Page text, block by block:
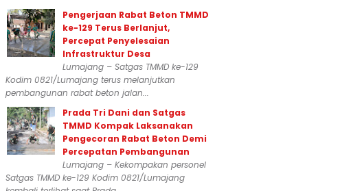
Pengerjaan Rabat Beton TMMD
ke-129 Terus Berlanjut,
Percepat Penyelesaian
Infrastruktur Desa
Lumajang – Satgas TMMD ke-129
Kodim 0821/Lumajang terus melanjutkan
pembangunan rabat beton jalan...
Prada Tri Dani dan Satgas
TMMD Kompak Laksanakan
Pengecoran Rabat Beton Demi
Percepatan Pembangunan
Lumajang – Kekompakan personel
Satgas TMMD ke-129 Kodim 0821/Lumajang